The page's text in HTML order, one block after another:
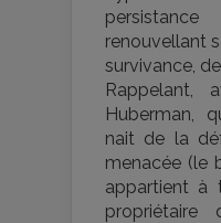
renouvellant
survivance,
Rappelant,
Huberman,
nait de la
menacée (le
appartient
propriétaire